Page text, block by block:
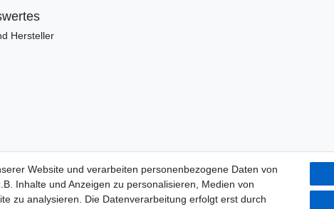
Hersteller
Website und verarbeiten personenbezogene Daten von
Inhalte und Anzeigen zu personalisieren, Medien von
zu analysieren. Die Datenverarbeitung erfolgt erst durch